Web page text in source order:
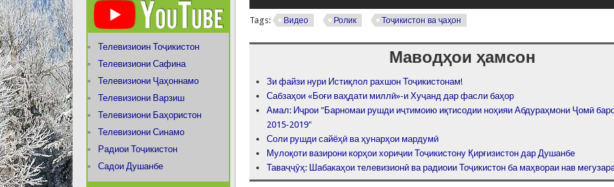
Tags: Видео Ролик Тоҷикистон ва ҷаҳон
Маводҳои ҳамсон
Зи файзи нури Истиқлол рахшон Тоҷикистонам!
Сабзаҳои «Боғи ваҳдати миллӣ»-и Хуҷанд дар фасли баҳор
Амал: Иҷрои "Барномаи рушди иҷтимоию иқтисодии ноҳияи Абдураҳмони Ҷомӣ
2015-2019"
Соли рушди сайёҳӣ ва ҳунарҳои мардумӣ
Мулоқоти вазирони корҳои хориҷии Тоҷикистону Қирғизистон дар Душанбе
Таваҷҷӯҳ: Шабакаҳои телевизионӣ ва радиоии Тоҷикистон ба маҳвораи нав
Телевизиоин Тоҷикистон
Телевизиони Сафина
Телевизиони Ҷаҳоннамо
Телевизиони Варзиш
Телевизиони Баҳористон
Телевизиони Синамо
Радиои Тоҷикистон
Садои Душанбе